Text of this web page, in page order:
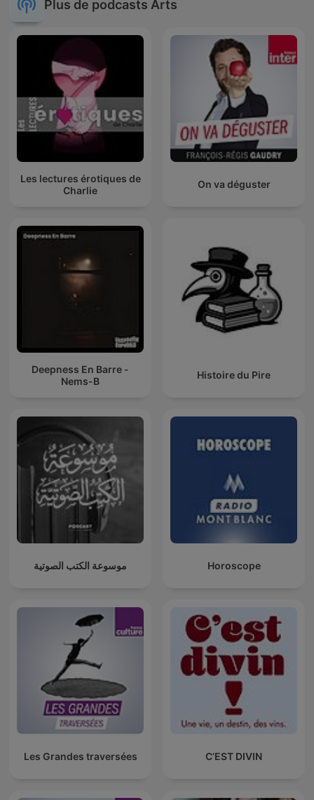
Plus de podcasts Arts
Les lectures érotiques de
Charlie
On va déguster
Deepness En Barre -
Nems-B
Histoire du Pire
موسوعة الكتب الصوتية Horoscope
Les Grandes traversées C’EST DIVIN